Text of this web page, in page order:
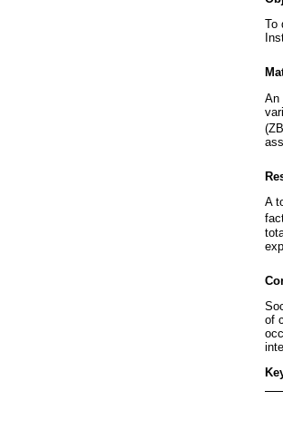
To
An
A
of